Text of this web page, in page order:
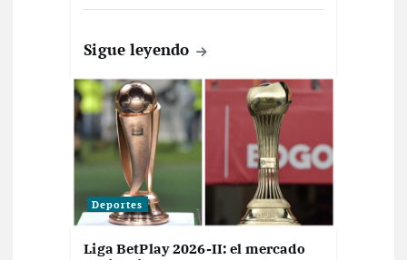
Sigue leyendo
Deportes
Liga BetPlay 2026-II: el mercado